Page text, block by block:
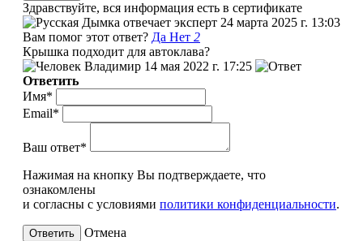
Здравствуйте, вся информация есть в сертификате
эксперт 24 марта 2025 г. 13:03
Вам помог этот ответ? Да Нет 2
Крышка подходит для автоклава?
Владимир 14 мая 2022 г. 17:25
Ответить
Имя*
Email*
Ваш ответ*
Нажимая на кнопку Вы подтверждаете, что
ознакомлены
и согласны с условиями политики конфиденциальности.
Отмена